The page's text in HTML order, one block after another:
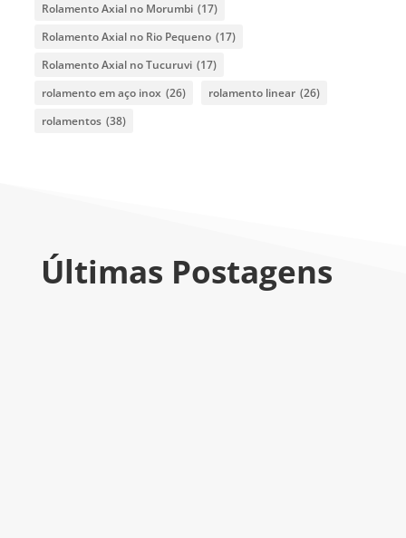
Rolamento Axial no Morumbi (17)
Rolamento Axial no Rio Pequeno (17)
Rolamento Axial no Tucuruvi (17)
rolamento em aço inox (26) rolamento linear (26)
rolamentos (38)
Últimas Postagens